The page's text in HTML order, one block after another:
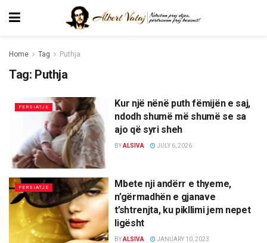
Home Tag Puthja
Tag: Puthja
PERSIATJE
Kur një nënë puth fëmijën e saj,
ndodh shumë më shumë se sa
ajo që syri sheh
BYALSIVA JULY 6, 2026
PERSIATJE
Mbete nji andërr e thyeme,
n’gërmadhën e gjanave
t’shtrenjta, ku pikllimi jem nepet
ligësht
BYALSIVA JANUARY 10, 2023